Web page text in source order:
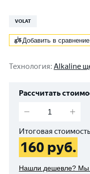
VOLAT
Добавить в сравнение
Технология: Alkaline
Рассчитать
Итоговая стоимость
160 руб.
Нашли дешевле? Мы